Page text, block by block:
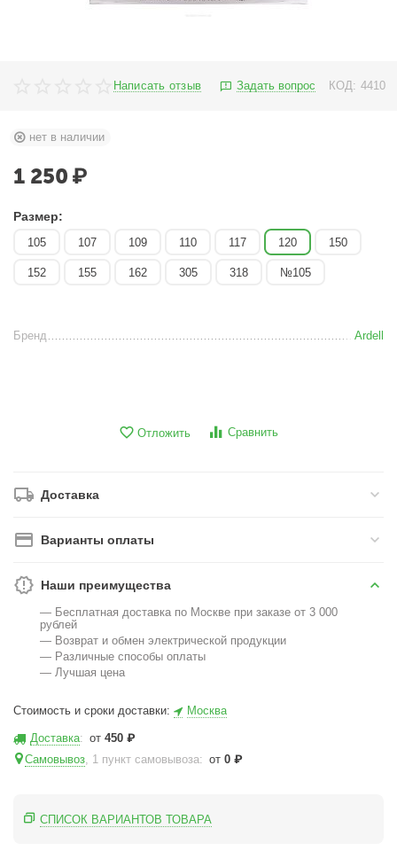
Написать отзыв Задать вопрос КОД: 4410
нет в наличии
1 250 ₽
Размер:
105 107 109 110 117 120 150
152 155 162 305 318 №105
Бренд Ardell
Отложить Сравнить
Доставка
Варианты оплаты
Наши преимущества
— Бесплатная доставка по Москве при заказе от 3 000
рублей
— Возврат и обмен электрической продукции
— Различные способы оплаты
— Лучшая цена
Стоимость и сроки доставки: Москва
Доставка: от450 ₽
Самовывоз, 1 пункт самовывоза: от0 ₽
СПИСОК ВАРИАНТОВ ТОВАРА